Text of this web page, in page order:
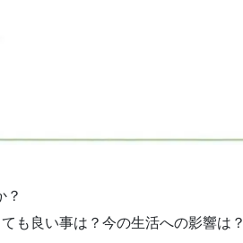
？
も良い事は？今の生活への影響は？